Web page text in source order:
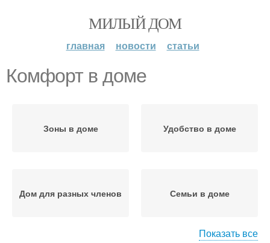
МИЛЫЙ ДОМ
главная новости статьи
Комфорт в доме
Зоны в доме Удобство в доме
Дом для разных членов Семьи в доме
Показать все